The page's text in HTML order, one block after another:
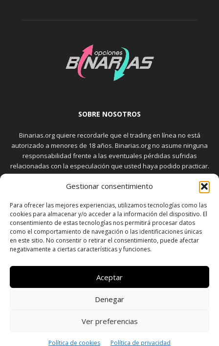
Gestionar consentimiento
Para ofrecer las mejores experiencias, utilizamos tecnologías como las
cookies para almacenar y/o acceder a la información del dispositivo. El
consentimiento de estas tecnologías nos permitirá procesar datos
como el comportamiento de navegación o las identificaciones únicas
en este sitio. No consentir o retirar el consentimiento, puede afectar
negativamente a ciertas características y funciones.
Aceptar
Denegar
Ver preferencias
Política de cookies Política de privacidad
SOBRE NOSOTROS
Binarias.org quiere recordarle que el trading en línea no está
autorizado a menores de 18 años. Binarias.org no asume ninguna
responsabilidad frente a las eventuales pérdidas sufridas
relacionadas con la especulación que usted haya podido practicar.
El trading en el mercado de opciones binarias implica riesgos
elevados. Usted debe conocer y aceptar estos riesgos, que
transacciones bursátiles.
SÍGUENOS
SITEMAP POLÍTICA DE COOKIES (UE)
www.binarias.org